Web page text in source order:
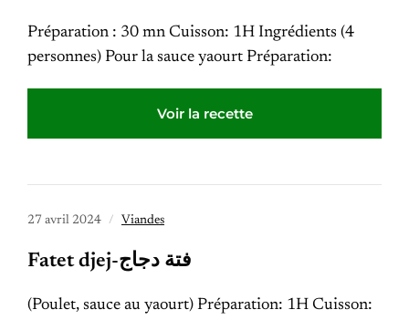
Préparation : 30 mn Cuisson: 1H Ingrédients (4
personnes) Pour la sauce yaourt Préparation:
Voir la recette
27 avril 2024 Viandes
Fatet djej-فتة دجاج
(Poulet, sauce au yaourt) Préparation: 1H Cuisson: